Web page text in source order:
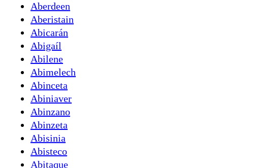
Aberdeen
Aberistain
Abicarán
Abigaíl
Abilene
Abimelech
Abinceta
Abiniaver
Abinzano
Abinzeta
Abisinia
Abisteco
Abitaque